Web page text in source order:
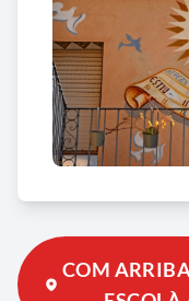
atura.
Però Rossend no
va dedicar la seva
seu poble. En la
cultura i el
de l’Associació
COM